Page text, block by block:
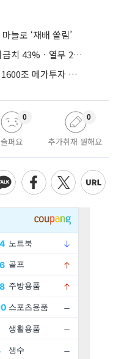
늘로 ‘재배 쏠림’
생산부터 밥상까지 덮친 폭염…시금치 43%ㆍ열무 28% 급등
용인·호남 반도체 산단 ‘속도전’…1600조 메가투자 이행 총력
슬퍼요
0
추가취재 원해요
0